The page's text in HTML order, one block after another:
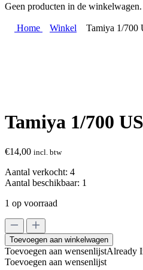
Geen producten in de winkelwagen.
Home Winkel Tamiya 1/700
Tamiya 1/700
€14,00 incl. btw
Aantal verkocht: 4
Aantal beschikbaar: 1
1 op voorraad
Tamiya
1/700
US
Navy
Destroyer
Toevoegen aan winkelwagen
Toevoegen aan wensenlijstAlready
Toevoegen aan wensenlijst